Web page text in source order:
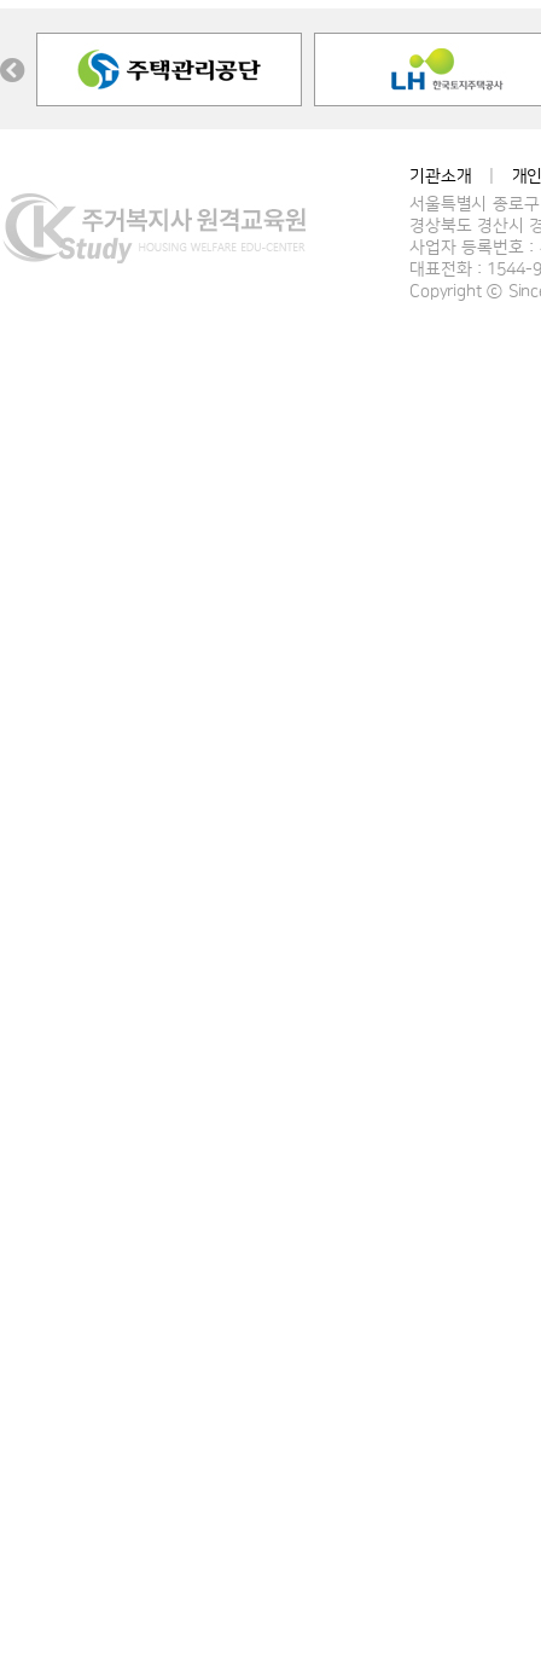
기관소개
개
서울특별시 종로
경상북도 경산시
사업자 등록번호
대표전화 : 1544-
Copyright ⓒ